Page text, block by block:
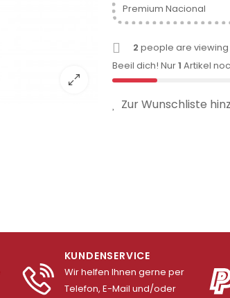
Premium Nacional
2 people are viewing
Beeil dich! Nur1 Artikel
Zur Wunschliste
KUNDENSERVICE
Wir helfen Ihnen gerne per
Telefon, E-Mail und/oder